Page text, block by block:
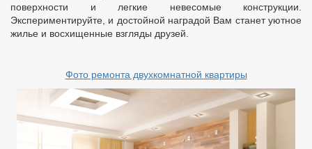
поверхности и легкие невесомые конструкции.
Экспериментируйте, и достойной наградой Вам станет уютное
жилье и восхищенные взгляды друзей.
Фото ремонта двухкомнатной квартиры